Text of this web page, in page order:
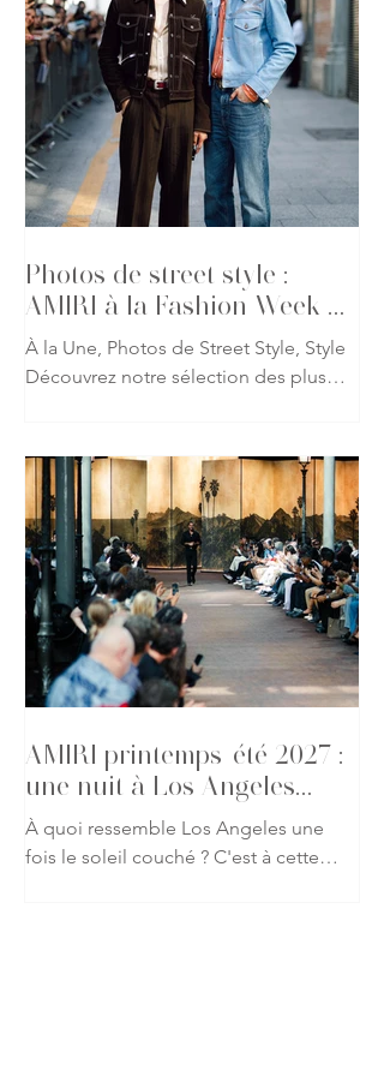
inspirée de son pays natal, en puisant
dans les sculptures millénaires des
grottes d’Ajanta, des temples de
Tarakeshwara et des représentations
sacrées qui ont façonné l’histoire de
l’art indien. Les robes, corsets et
drapés épousent les lignes du corps
comme les sculptures de pierre qui les
Photos de street style :
AMIRI à la Fashion Week de
Paris
À la Une, Photos de Street Style, Style
Découvrez notre sélection des plus
de la Fashion Week de Paris. Fidèle à
l'univers imaginé par Mike Amiri, les
invités ont revisité les codes du
glamour californien à travers des
silhouettes mêlant tailoring
décontracté, cuir, denim et détails
précieux. Une galerie qui capture
l'atmosphère du défilé et l'élégance
des invités présents pour l'un des
AMIRI printemps-été 2027 :
une nuit à Los Angeles
s'invite à Paris
À quoi ressemble Los Angeles une
fois le soleil couché ? C'est à cette